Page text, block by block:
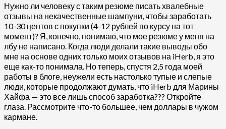
Нужно ли человеку с таким резюме писать хвалебные
отзывы на некачественные шампуни, чтобы заработать
10-30 центов с покупки (4-12 рублей по курсу на тот
момент)? Я, конечно, понимаю, что мое резюме у меня на
лбу не написано. Когда люди делали такие выводы обо
мне на основе одних только моих отзывов на iHerb, я это
еще как-то понимала. Но теперь, спустя 2,5 года моей
работы в блоге, неужели есть настолько тупые и слепые
люди, которые продолжают думать, что iHerb для Марины
Хайфа — это все лишь способ заработка??? Откройте
глаза. Рассмотрите что-то большее, чем доллары в чужом
кармане.